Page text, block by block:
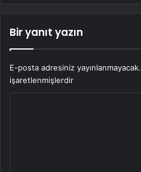
Bir yanıt yazın
E-posta adresiniz yayınlanmayacak.
işaretlenmişlerdir